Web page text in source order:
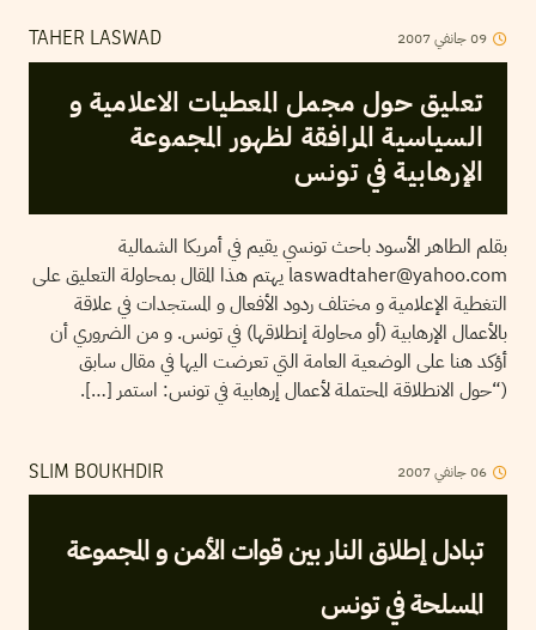
TAHER LASWAD 09جانفي2007
تعليق حول مجمل المعطيات الاعلامية و
السياسية المرافقة لظهور المجموعة
الإرهابية في تونس
بقلم الطاهر الأسود باحث تونسي يقيم في أمريكا الشمالية
laswadtaher@yahoo.com يهتم هذا المقال بمحاولة التعليق على
التغطية الإعلامية و مختلف ردود الأفعال و المستجدات في علاقة
بالأعمال الإرهابية (أو محاولة إنطلاقها) في تونس. و من الضروري أن
أؤكد هنا على الوضعية العامة التي تعرضت اليها في مقال سابق
(“حول الانطلاقة المحتملة لأعمال إرهابية في تونس: استمر […].
SLIM BOUKHDIR 06جانفي2007
تبادل إطلاق النار بين قوات الأمن و المجموعة
المسلحة في تونس